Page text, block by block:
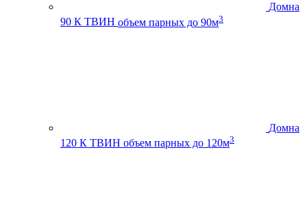
Домна
90 К ТВИН объем парных до 90м3
Домна
120 К ТВИН объем парных до 120м3